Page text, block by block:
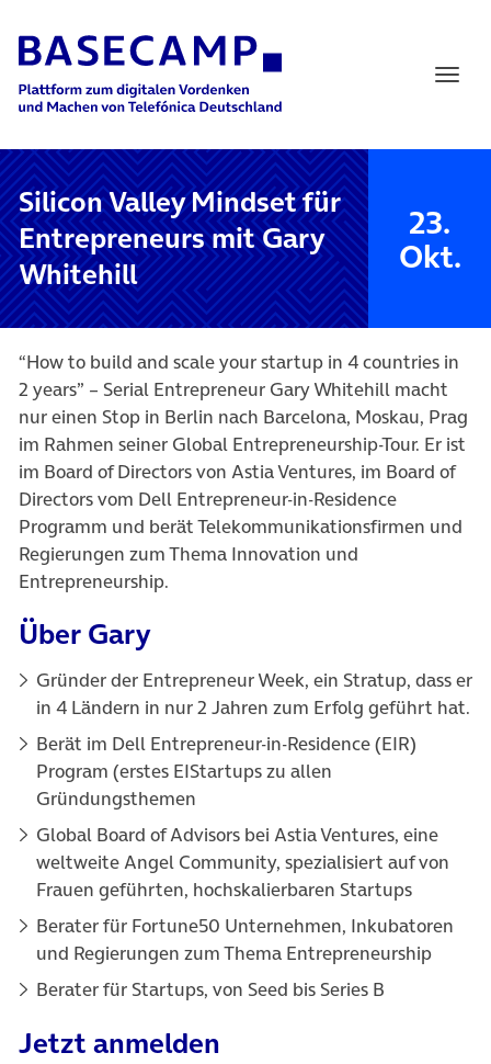
Main Navigation
Silicon Valley Mindset für
Entrepreneurs mit Gary
Whitehill
23.
Okt.
“How to build and scale your startup in 4 countries in
2 years” – Serial Entrepreneur Gary Whitehill macht
nur einen Stop in Berlin nach Barcelona, Moskau, Prag
im Rahmen seiner Global Entrepreneurship-Tour. Er ist
im Board of Directors von Astia Ventures, im Board of
Directors vom Dell Entrepreneur-in-Residence
Programm und berät Telekommunikationsfirmen und
Regierungen zum Thema Innovation und
Entrepreneurship.
Über Gary
Gründer der Entrepreneur Week, ein Stratup, dass er
in 4 Ländern in nur 2 Jahren zum Erfolg geführt hat.
Berät im Dell Entrepreneur-in-Residence (EIR)
Program (erstes EIStartups zu allen
Gründungsthemen
Global Board of Advisors bei Astia Ventures, eine
weltweite Angel Community, spezialisiert auf von
Frauen geführten, hochskalierbaren Startups
Berater für Fortune50 Unternehmen, Inkubatoren
und Regierungen zum Thema Entrepreneurship
Berater für Startups, von Seed bis Series B
Jetzt anmelden